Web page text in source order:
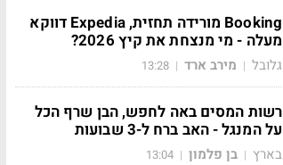
Booking מורידה תחזית, Expedia דווקא
מעלה - מי מנצחת את קיץ 2026?
גלובל | מירב ארד |
13:28
רשות המסים באה לחפש, הבן שרף הכל
על המנגל - האב ברח ל-3 שבועות
בארץ | בן פלמון |
13:04